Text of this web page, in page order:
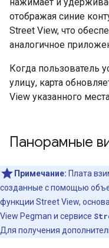
отображая синие
Street View, что
аналогичное
Когда пользователь
улицу, карта
View указанного
Панорамные
Примечание: Плата
созданные с помощью
функции Street View,
View Pegman и сервисе
Для получения